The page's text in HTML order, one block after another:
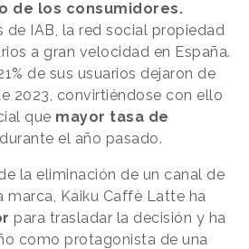
de los consumidores.
de IAB, la red social propiedad
a gran velocidad en España.
de sus usuarios dejaron de
2023, convirtiéndose con ello
que mayor tasa de
el año pasado.
la eliminación de un canal de
marca, Kaiku Caffè Latte ha
para trasladar la decisión y ha
como protagonista de una